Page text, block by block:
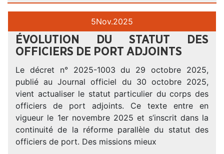
5Nov.2025
ÉVOLUTION DU STATUT DES
OFFICIERS DE PORT ADJOINTS
Le décret n° 2025-1003 du 29 octobre 2025,
publié au Journal officiel du 30 octobre 2025,
vient actualiser le statut particulier du corps des
officiers de port adjoints. Ce texte entre en
vigueur le 1er novembre 2025 et s’inscrit dans la
continuité de la réforme parallèle du statut des
officiers de port. Des missions mieux